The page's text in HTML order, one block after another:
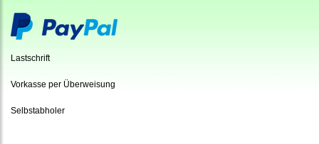
Lastschrift
Vorkasse per Überweisung
Selbstabholer